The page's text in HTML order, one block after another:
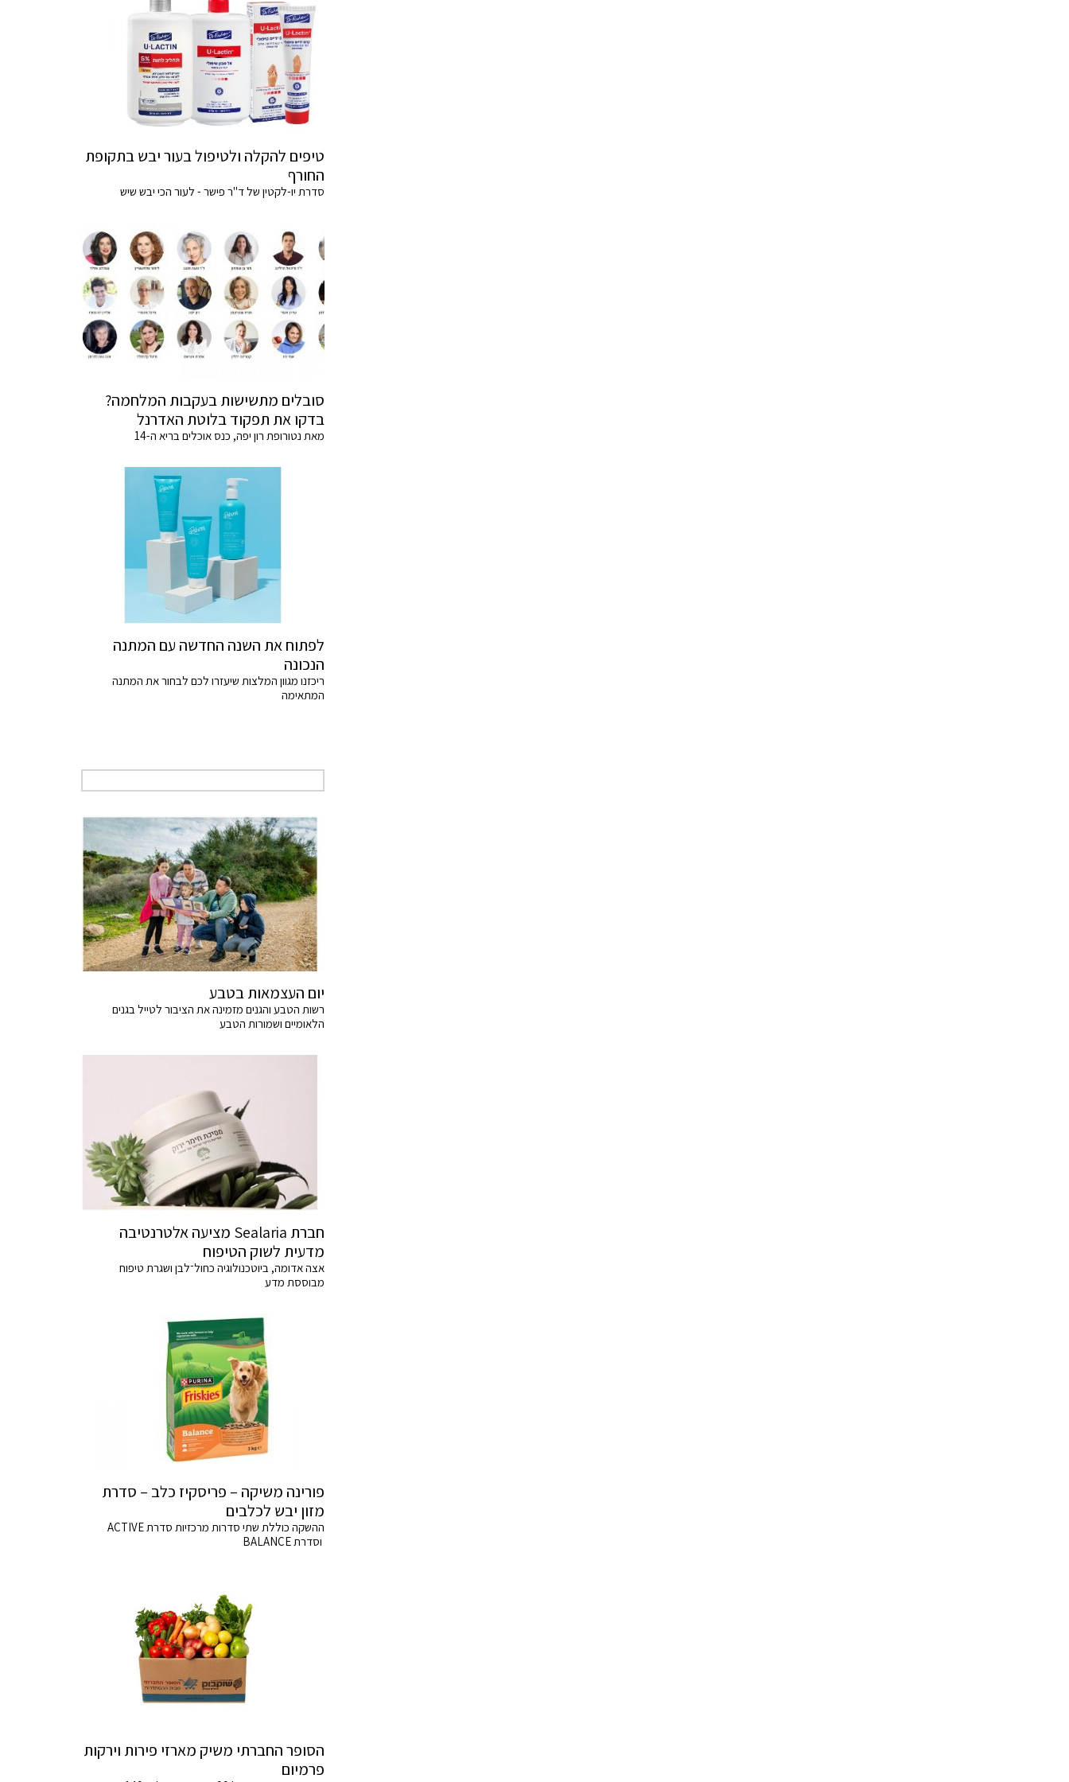
טיפים להקלה ולטיפול בעור יבש בתקופת
החורף
סדרת יו-לקטין של ד"ר פישר - לעור הכי יבש שיש
סובלים מתשישות בעקבות המלחמה?
בדקו את תפקוד בלוטת האדרנל
מאת נטורופת רון יפה, כנס אוכלים בריא ה-14
לפתוח את השנה החדשה עם המתנה
הנכונה
ריכזנו מגוון המלצות שיעזרו לכם לבחור את המתנה
המתאימה
יום העצמאות בטבע
רשות הטבע והגנים מזמינה את הציבור לטייל בגנים
הלאומיים ושמורות הטבע
חברת Sealaria מציעה אלטרנטיבה
מדעית לשוק הטיפוח
אצה אדומה, ביוטכנולוגיה כחול־לבן ושגרת טיפוח
מבוססת מדע
פורינה משיקה – פריסקיז כלב – סדרת
מזון יבש לכלבים
ההשקה כוללת שתי סדרות מרכזיות סדרת ACTIVE
וסדרת BALANCE
הסופר החברתי משיק מארזי פירות וירקות
פרמיום